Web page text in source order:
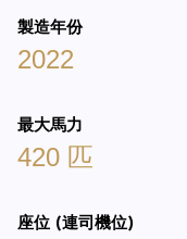
製造年份
2022
最大馬力
420 匹
座位 (連司機位)